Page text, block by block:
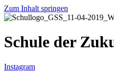
Zum Inhalt springen
Schule der
Instagram